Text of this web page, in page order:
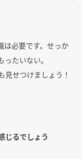
は必要です。せっか
たいない。
見せつけましょう！
じるでしょう